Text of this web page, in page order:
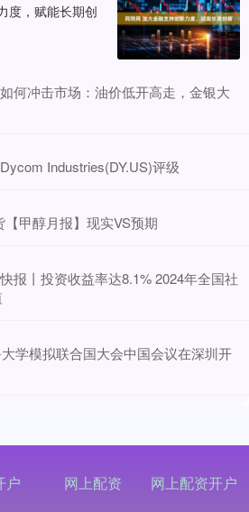
度，赋能长期创
何冲击市场：油价低开高走，金银大
Industries(DY.US)评级
【甲醇月报】现实VS预期
报丨投资收益率达8.1% 2024年全国社
学模拟联合国大会中国会议在深圳开
户 网上配资 网上配资开户